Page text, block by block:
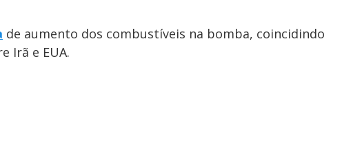
de aumento dos combustíveis na bomba, coincidindo
Irã e EUA.